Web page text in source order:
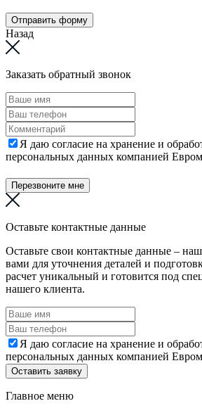
Отправить форму
Назад
Заказать обратный звонок
Я даю согласие на хранение и
персональных данных компанией
Перезвоните мне
Оставьте контактные данные
Оставьте свои контактные данные –
вами для уточнения деталей и
расчет уникальный и готовится под
нашего клиента.
Я даю согласие на хранение и
персональных данных компанией
Оставить заявку
Главное меню